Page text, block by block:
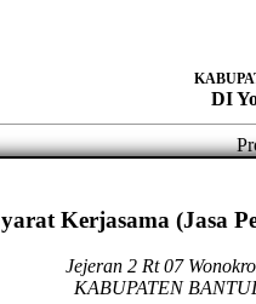
DI
Kerjasama (Jasa
Jejeran 2 Rt 07
KABUPATEN